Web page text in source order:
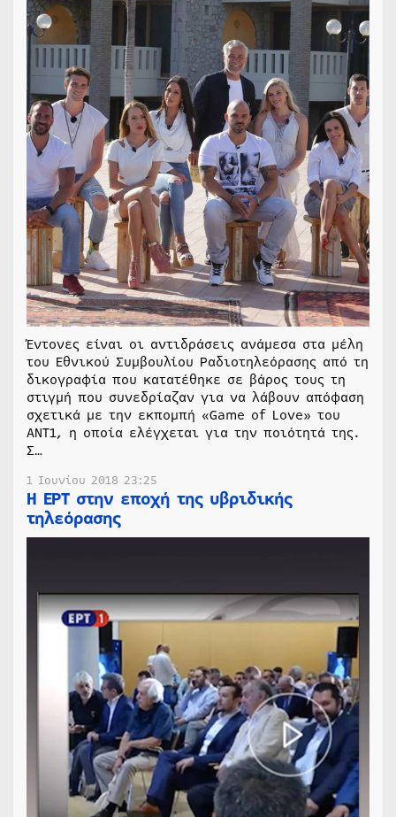
Έντονες είναι οι αντιδράσεις ανάμεσα στα μέλη
του Εθνικού Συμβουλίου Ραδιοτηλεόρασης από τη
δικογραφία που κατατέθηκε σε βάρος τους τη
στιγμή που συνεδρίαζαν για να λάβουν απόφαση
σχετικά με την εκπομπή «Game of Love» του
ΑΝΤ1, η οποία ελέγχεται για την ποιότητά της.
Σ…
1 Ιουνίου 2018 23:25
Η ΕΡΤ στην εποχή της υβριδικής
τηλεόρασης